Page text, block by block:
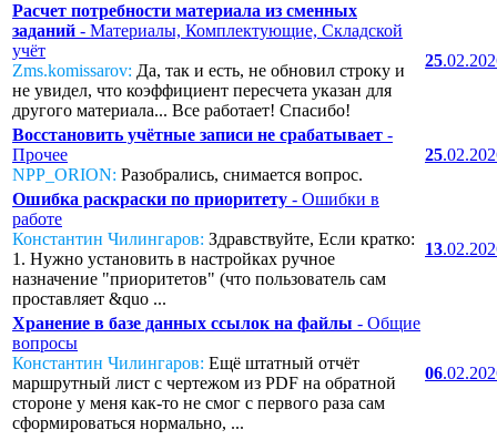
Расчет потребности материала из сменных
заданий - Материалы, Комплектующие, Складской
учёт
Zms.komissarov: Да, так и есть, не обновил строку и
не увидел, что коэффициент пересчета указан для
другого материала... Все работает! Спасибо!
25
Восстановить учётные записи не срабатывает -
Прочее
NPP_ORION: Разобрались, снимается вопрос.
25
Ошибка раскраски по приоритету - Ошибки в
работе
Константин Чилингаров: Здравствуйте, Если кратко:
1. Нужно установить в настройках ручное
назначение "приоритетов" (что пользователь сам
проставляет &quo ...
13
Хранение в базе данных ссылок на файлы - Общие
вопросы
Константин Чилингаров: Ещё штатный отчёт
маршрутный лист с чертежом из PDF на обратной
стороне у меня как-то не смог с первого раза сам
сформироваться нормально, ...
06